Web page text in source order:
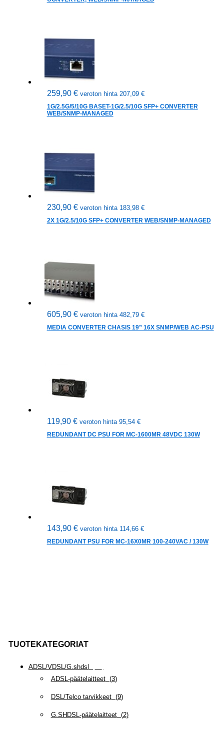
TUOTEKATEGORIAT
ADSL/VDSL/G.shdsl
ADSL-päätelaitteet(3)
DSL/Telco tarvikkeet(9)
G.SHDSL-päätelaitteet(2)
259,90 € veroton hinta 207,09 €
1G/2.5G/5/10G BASET-1G/2.5/10G SFP+ CONVERTER
WEB/SNMP-MANAGED
230,90 € veroton hinta 183,98 €
2X 1G/2.5/10G SFP+ CONVERTER WEB/SNMP-MANAGED
605,90 € veroton hinta 482,79 €
MEDIA CONVERTER CHASIS 19” 16X SNMP/WEB AC-PSU
119,90 € veroton hinta 95,54 €
REDUNDANT DC PSU FOR MC-1600MR 48VDC 130W
143,90 € veroton hinta 114,66 €
REDUNDANT PSU FOR MC-16X0MR 100-240VAC / 130W